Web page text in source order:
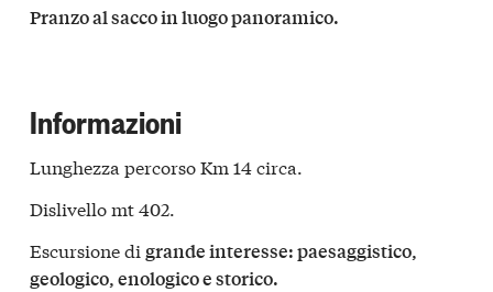
Pranzo al sacco in luogo panoramico.
Informazioni
Lunghezza percorso Km 14 circa.
Dislivello mt 402.
Escursione di grande interesse: paesaggistico,
geologico, enologico e storico.